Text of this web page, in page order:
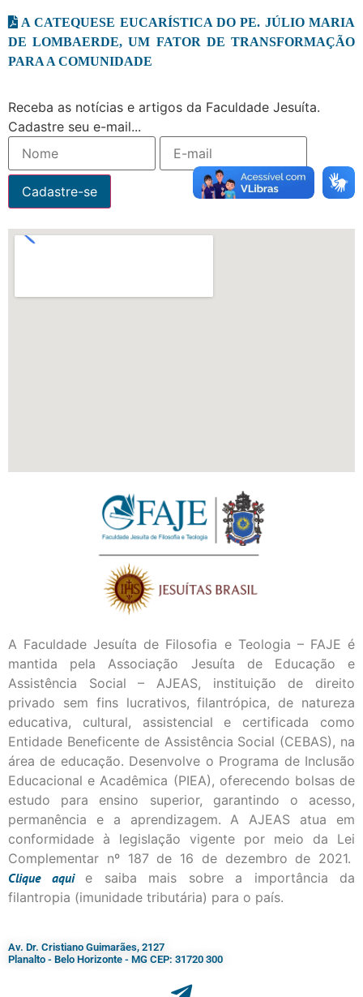
A CATEQUESE EUCARÍSTICA DO PE. JÚLIO MARIA
DE LOMBAERDE, UM FATOR DE TRANSFORMAÇÃO
PARA A COMUNIDADE
Receba as notícias e artigos da Faculdade Jesuíta.
Cadastre seu e-mail...
A Faculdade Jesuíta de Filosofia e Teologia – FAJE é
mantida pela Associação Jesuíta de Educação e
Assistência Social – AJEAS, instituição de direito
privado sem fins lucrativos, filantrópica, de natureza
educativa, cultural, assistencial e certificada como
Entidade Beneficente de Assistência Social (CEBAS), na
área de educação. Desenvolve o Programa de Inclusão
Educacional e Acadêmica (PIEA), oferecendo bolsas de
estudo para ensino superior, garantindo o acesso,
permanência e a aprendizagem. A AJEAS atua em
conformidade à legislação vigente por meio da Lei
Complementar nº 187 de 16 de dezembro de 2021.
Cliqueaqui
e saiba mais sobre a importância da
filantropia (imunidade tributária) para o país.
Av. Dr. Cristiano Guimarães, 2127
Planalto - Belo Horizonte - MG CEP: 31720 300